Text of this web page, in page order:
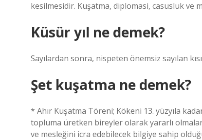
kesilmesidir. Kuşatma, diplomasi, casusluk ve
Küsür yıl ne demek?
Sayılardan sonra, nispeten önemsiz sayılan
Şet kuşatma ne demek?
* Ahır Kuşatma Töreni; Kökeni 13. yüzyıla
topluma üretken bireyler olarak yararlı
ve mesleğini icra edebilecek bilgiye sahip